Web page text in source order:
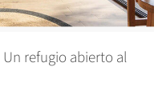
Un refugio abierto al